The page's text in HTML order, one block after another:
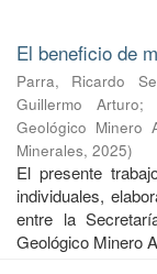
El beneficio de
Parra, Ricardo
Guillermo Arturo;
Geológico Minero
Minerales, 2025)
El presente
individuales,
entre la
Geológico Minero